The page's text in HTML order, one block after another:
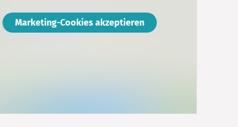
Marketing-Cookies akzeptieren